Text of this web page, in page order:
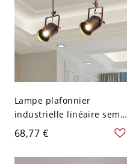
Lampe plafonnier
industrielle linéaire semi-
encastrée à deux têtes
rotatives en fer forgé
oxydé
68,77 €